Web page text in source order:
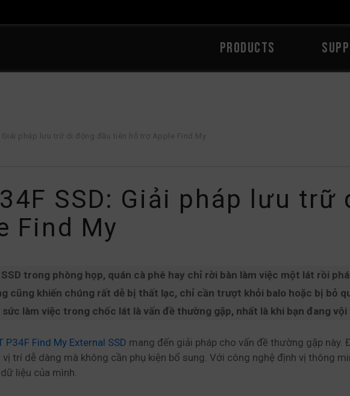
PRODUCTS
Giải pháp lưu trữ di động đầu tiên hỗ trợ Apple Find My
SSD: Giải pháp lưu
Find My
trong phòng họp, quán cà phê hay chỉ rời bàn làm việc một lát rồi
cũng khiến chúng rất dễ bị thất lạc, chỉ cần trượt khỏi balo hoặc bị bỏ
làm việc trong chốc lát là vấn đề thường gặp, nhất là khi bạn đang
P34F Find My External SSD mang đến giải pháp cho vấn đề thường gặp
trí dễ dàng mà không cần phụ kiện bổ sung. Với công nghệ định vị thông
liệu của mình.